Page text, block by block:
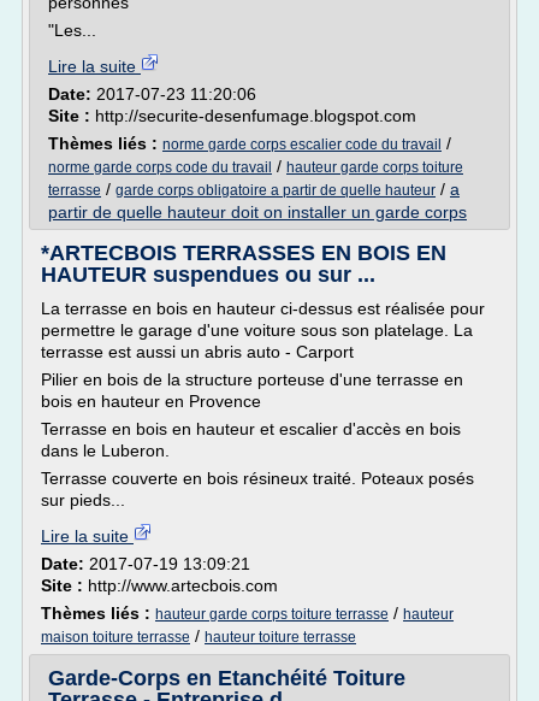
"Les...
Lire la suite
Date: 2017-07-23 11:20:06
Site : http://securite-desenfumage.blogspot.com
Thèmes liés : norme garde corps escalier code du travail /
norme garde corps code du travail / hauteur garde corps toiture
terrasse / garde corps obligatoire a partir de quelle hauteur / a
partir de quelle hauteur doit on installer un garde corps
*ARTECBOIS TERRASSES EN BOIS EN
HAUTEUR suspendues ou sur ...
La terrasse en bois en hauteur ci-dessus est réalisée pour
permettre le garage d'une voiture sous son platelage. La
terrasse est aussi un abris auto - Carport
Pilier en bois de la structure porteuse d'une terrasse en
bois en hauteur en Provence
Terrasse en bois en hauteur et escalier d'accès en bois
dans le Luberon.
Terrasse couverte en bois résineux traité. Poteaux posés
sur pieds...
Lire la suite
Date: 2017-07-19 13:09:21
Site : http://www.artecbois.com
Thèmes liés : hauteur garde corps toiture terrasse / hauteur
maison toiture terrasse / hauteur toiture terrasse
Garde-Corps en Etanchéité Toiture